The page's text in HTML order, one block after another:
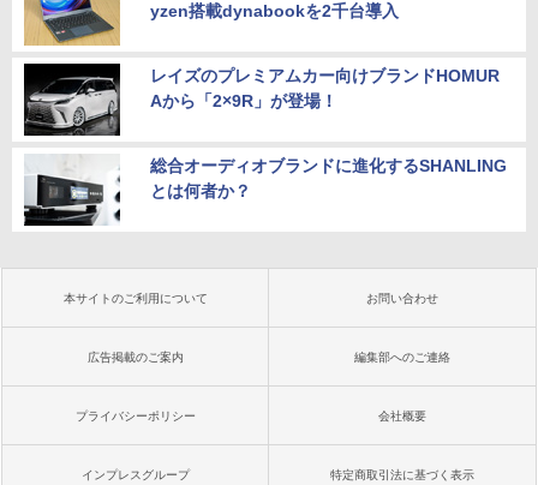
yzen搭載dynabookを2千台導入
レイズのプレミアムカー向けブランドHOMUR
Aから「2×9R」が登場！
総合オーディオブランドに進化するSHANLING
とは何者か？
本サイトのご利用について お問い合わせ
広告掲載のご案内 編集部へのご連絡
プライバシーポリシー 会社概要
インプレスグループ 特定商取引法に基づく表示